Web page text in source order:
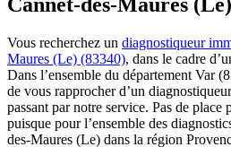
Vous recherchez un diagnostiqueur
Maures (Le) (83340), dans le cadre
Dans l’ensemble du département Var
de vous rapprocher d’un
passant par notre service. Pas de place
puisque pour l’ensemble des
des-Maures (Le) dans la région